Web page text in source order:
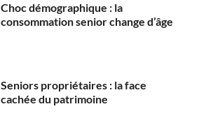
Choc démographique : la
consommation senior change d’âge
Seniors propriétaires : la face
cachée du patrimoine